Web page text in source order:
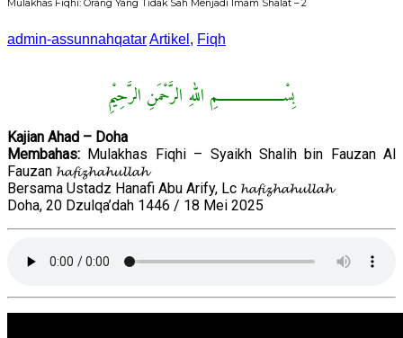
Mulakhas Fiqhi: Orang Yang Tidak Sah Menjadi Imam Shalat – 2
admin-assunnahqatarArtikel , Fiqh
بِسْــــــــــــــــــمِ اللهِ الرَّحْمَنِ الرَّحِيْمِ
Kajian Ahad – Doha
Membahas: Mulakhas Fiqhi – Syaikh Shalih bin Fauzan Al
Fauzan 𝓱𝓪𝓯𝓲𝔃𝓱𝓪𝓱𝓾𝓵𝓵𝓪𝓱
Bersama Ustadz Hanafi Abu Arify, Lc 𝓱𝓪𝓯𝓲𝔃𝓱𝓪𝓱𝓾𝓵𝓵𝓪𝓱
Doha, 20 Dzulqa’dah 1446 / 18 Mei 2025